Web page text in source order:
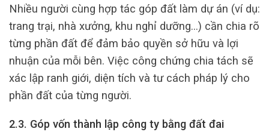
Nhiều người cùng hợp tác góp đất làm dự án (ví dụ:
trang trại, nhà xưởng, khu nghỉ dưỡng…) cần chia rõ
từng phần đất để đảm bảo quyền sở hữu và lợi
nhuận của mỗi bên. Việc công chứng chia tách sẽ
xác lập ranh giới, diện tích và tư cách pháp lý cho
phần đất của từng người.
2.3. Góp vốn thành lập công ty bằng đất đai